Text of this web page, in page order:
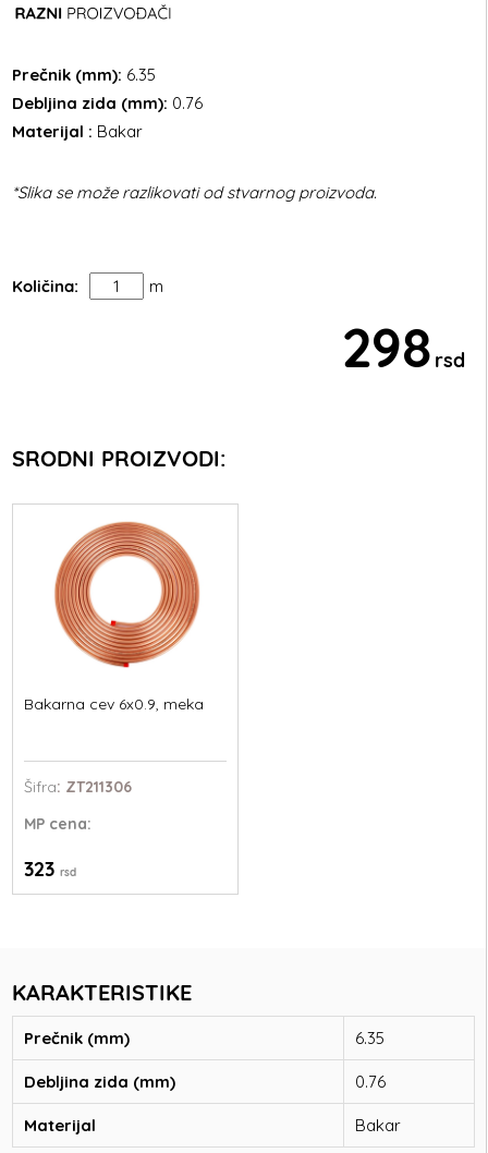
Prečnik (mm): 6.35
Debljina zida (mm): 0.76
Materijal : Bakar
*Slika se može razlikovati od stvarnog proizvoda.
Količina: m
298 rsd
SRODNI PROIZVODI:
Bakarna cev 6x0.9, meka
Šifra: ZT211306
MP cena:
323rsd
KARAKTERISTIKE
Prečnik (mm) 6.35
Debljina zida (mm) 0.76
Materijal Bakar